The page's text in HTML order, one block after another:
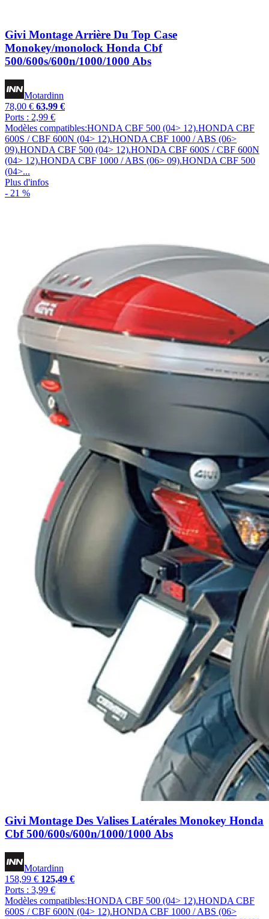
Givi Montage Arrière Du Top Case
Monokey/monolock Honda Cbf
500/600s/600n/1000/1000 Abs
Motardinn
78,00 € 63,99 €
Ports : 2,99 €
Modèles compatibles:HONDA CBF 500 (04> 12).HONDA CBF
600S / CBF 600N (04> 12).HONDA CBF 1000 / ABS (06>
09).HONDA CBF 500 (04> 12).HONDA CBF 600S / CBF 600N
(04> 12).HONDA CBF 1000 / ABS (06> 09).HONDA CBF 500
(04>...
Plus d'infos
- 21 %
Givi Montage Des Valises Latérales Monokey Honda
Cbf 500/600s/600n/1000/1000 Abs
Motardinn
158,99 € 125,49 €
Ports : 3,99 €
Modèles compatibles:HONDA CBF 500 (04> 12).HONDA CBF
600S / CBF 600N (04> 12).HONDA CBF 1000 / ABS (06>